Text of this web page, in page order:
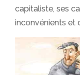
capitaliste, ses
inconvénients et